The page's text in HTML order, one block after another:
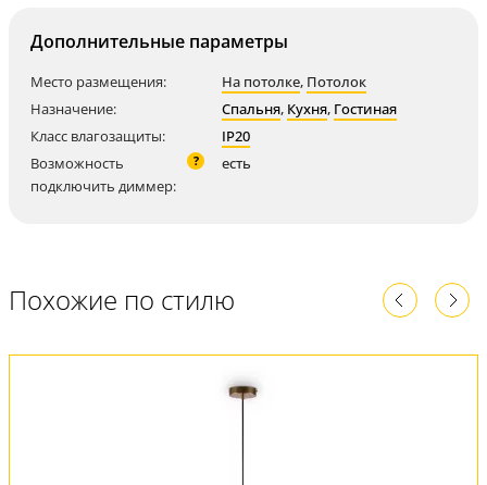
Дополнительные параметры
Место размещения: На потолке, Потолок
Назначение:
Спальня, Кухня, Гостиная
Класс влагозащиты:
IP20
Возможность
подключить диммер:
? есть
Похожие по стилю